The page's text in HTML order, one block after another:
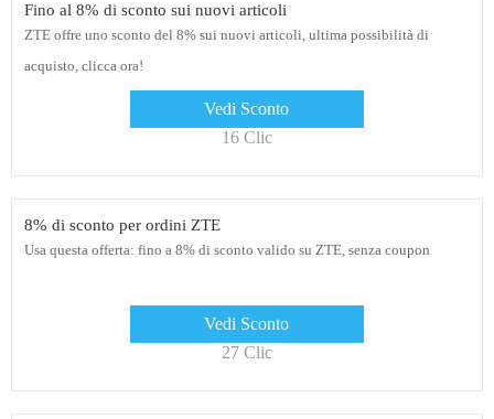
Fino al 8% di sconto sui nuovi articoli
ZTE offre uno sconto del 8% sui nuovi articoli, ultima possibilità di
acquisto, clicca ora!
Vedi Sconto
16 Clic
8% di sconto per ordini ZTE
Usa questa offerta: fino a 8% di sconto valido su ZTE, senza coupon
Vedi Sconto
27 Clic